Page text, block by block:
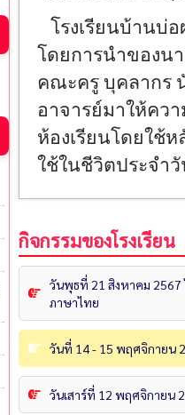
โรงเรียนบ้านบ่
โดยการนำของน
คณะครู บุคลากร
อาจารย์มาให้คว
ห้องเรียนโดยใช้
ใช้ในชีวิตประจำ
กิจกรรมของโรงเรียน
วันพุธที่ 21 สิงหาคม 2567
ภาษาไทย
วันที่ 14 - 15 พฤศจิกายน
วันเสาร์ที่ 12 พฤศจิกายน